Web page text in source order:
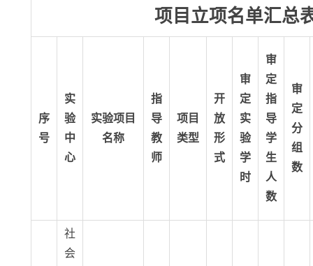
项目立项名单汇总
序
号
实
验
中
心
实验项目
名称
指
导
教
师
项目
类型
开
放
形
式
审
定
实
验
学
时
审
定
指
导
学
生
人
数
审
定
分
组
数
社
会